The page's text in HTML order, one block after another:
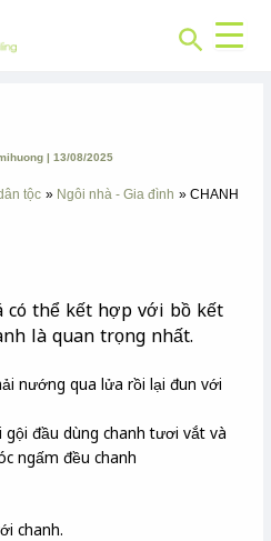
Search
|13/08/2025
tộc Ngôi nhà - Gia đình CHANH
có thể kết hợp với bồ kết
là quan trọng nhất.
nướng qua lửa rồi lại đun với
đầu dùng chanh tươi vắt và
ngấm đều chanh
chanh.